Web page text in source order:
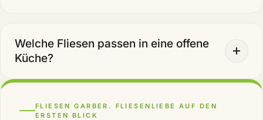
Welche Fliesen passen in eine offene
Küche?
FLIESEN GARBER. FLIESENLIEBE AUF DEN
ERSTEN BLICK